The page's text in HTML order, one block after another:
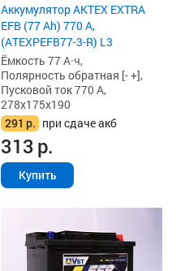
Аккумулятор AKTEX EXTRA
EFB (77 Ah) 770 А,
(ATEXPEFB77-3-R) L3
Ёмкость 77 А·ч,
Полярность обратная [- +],
Пусковой ток 770 А,
278x175x190
291 р. при сдаче акб
313р.
Купить